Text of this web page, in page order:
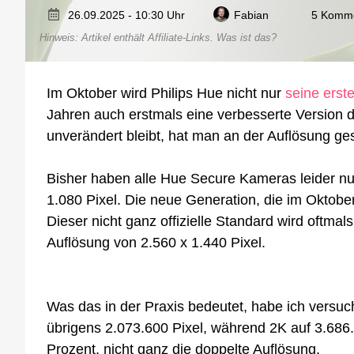
26.09.2025 - 10:30 Uhr Fabian 5
Hinweis: Artikel enthält Affiliate-Links. Was ist das?
Im Oktober wird Philips Hue nicht nur seine
Jahren auch erstmals eine verbesserte Version
unverändert bleibt, hat man an der Auflösung
Bisher haben alle Hue Secure Kameras leider
1.080 Pixel. Die neue Generation, die im
Dieser nicht ganz offizielle Standard wird
Auflösung von 2.560 x 1.440 Pixel.
Was das in der Praxis bedeutet, habe ich
übrigens 2.073.600 Pixel, während 2K auf
Prozent, nicht ganz die doppelte Auflösung.